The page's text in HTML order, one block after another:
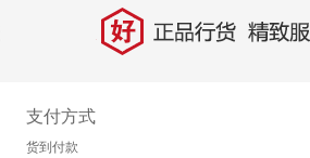
好 正品行货，精致服务
支付方式
货到付款